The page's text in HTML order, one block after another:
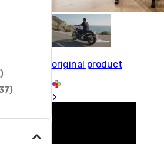
)
)
original product